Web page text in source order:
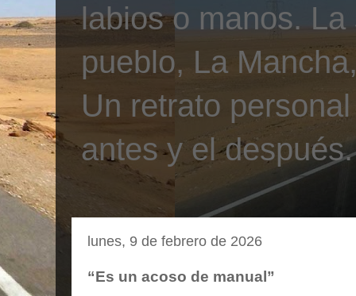
labios o manos.
pueblo, La
Un retrato
antes y el después.
lunes, 9 de febrero de 2026
“Es un acoso de manual”